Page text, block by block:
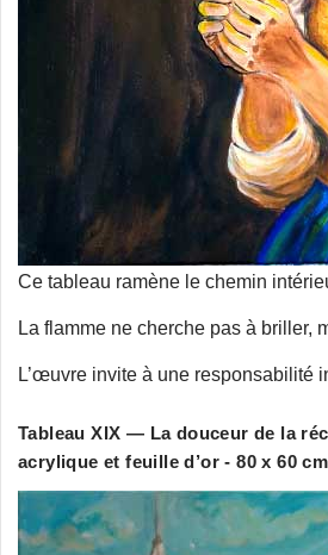
Ce tableau ramène le chemin
La flamme ne cherche pas à briller,
L’œuvre invite à une responsabilité
Tableau XIX — La douceur de la
acrylique et feuille d’or - 80 x 60 cm